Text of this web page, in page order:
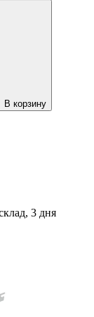
В корзину
3 дня